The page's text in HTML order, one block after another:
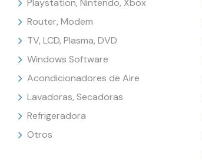
Playstation, Nintendo, Xbox
Router, Modem
TV, LCD, Plasma, DVD
Windows Software
Acondicionadores de Aire
Lavadoras, Secadoras
Refrigeradora
Otros